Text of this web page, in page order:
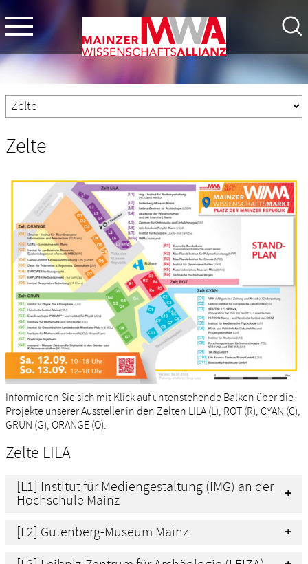
Zelte
Informieren Sie sich mit Klick auf untenstehende Balken über die
Projekte unserer Aussteller in den Zelten LILA (L), ROT (R), CYAN (C),
GRÜN (G), ORANGE (O).
Zelte LILA
[L1] Institut für Mediengestaltung (IMG) an der
Hochschule Mainz
[L2] Gutenberg-Museum Mainz